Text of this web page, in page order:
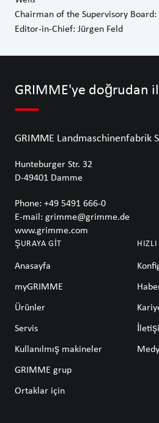
Chairman of the Supervisory
Editor-in-Chief: Jürgen Feld
GRIMME'ye doğrudan
GRIMME Landmaschinenfabrik
Hunteburger Str. 32
D-49401 Damme
Phone: +49 5491 666-0
E-mail: grimme@grimme.de
www.grimme.com
ŞURAYA GIT
Anasayfa
myGRIMME
Ürünler
Servis
Kullanılmış makineler
GRIMME grup
Ortaklar için
HIZLI